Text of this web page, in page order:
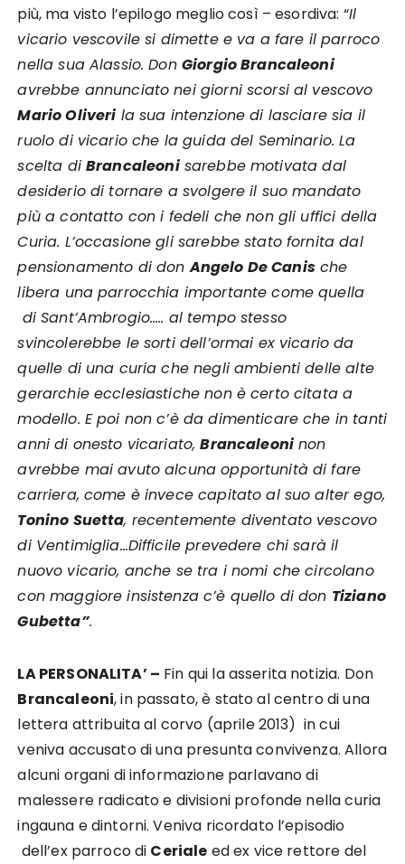
più, ma visto l’epilogo meglio così – esordiva: “Il
vicario vescovile si dimette e va a fare il parroco
nella sua Alassio. Don Giorgio Brancaleoni
avrebbe annunciato nei giorni scorsi al vescovo
Mario Oliverila sua intenzione di lasciare sia il
ruolo di vicario che la guida del Seminario. La
scelta di Brancaleonisarebbe motivata dal
desiderio di tornare a svolgere il suo mandato
più a contatto con i fedeli che non gli uffici della
Curia. L’occasione gli sarebbe stato fornita dal
pensionamento di donAngelo De Canische
libera una parrocchia importante come quella
di Sant’Ambrogio….. al tempo stesso
svincolerebbe le sorti dell’ormai ex vicario da
quelle di una curia che negli ambienti delle alte
gerarchie ecclesiastiche non è certo citata a
modello. E poi non c’è da dimenticare che in tanti
anni di onesto vicariato,Brancaleoninon
avrebbe mai avuto alcuna opportunità di fare
carriera, come è invece capitato al suo alter ego,
Tonino Suetta, recentemente diventato vescovo
di Ventimiglia…Difficile prevedere chi sarà il
nuovo vicario, anche se tra i nomi che circolano
con maggiore insistenza c’è quello di don Tiziano
Gubetta”.
LA PERSONALITA’ – Fin qui la asserita notizia. Don
Brancaleoni, in passato, è stato al centro di una
lettera attribuita al corvo (aprile 2013) in cui
veniva accusato di una presunta convivenza. Allora
alcuni organi di informazione parlavano di
malessere radicato e divisioni profonde nella curia
ingauna e dintorni. Veniva ricordato l’episodio
dell’ex parroco di Ceriale ed ex vice rettore del